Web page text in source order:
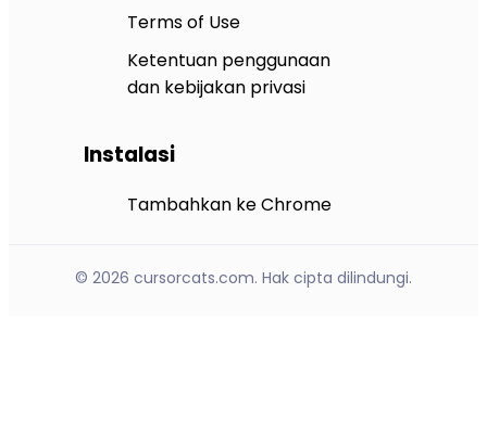
Terms of Use
Ketentuan penggunaan
dan kebijakan privasi
Instalasi
Tambahkan ke Chrome
© 2026 cursorcats.com. Hak cipta dilindungi.